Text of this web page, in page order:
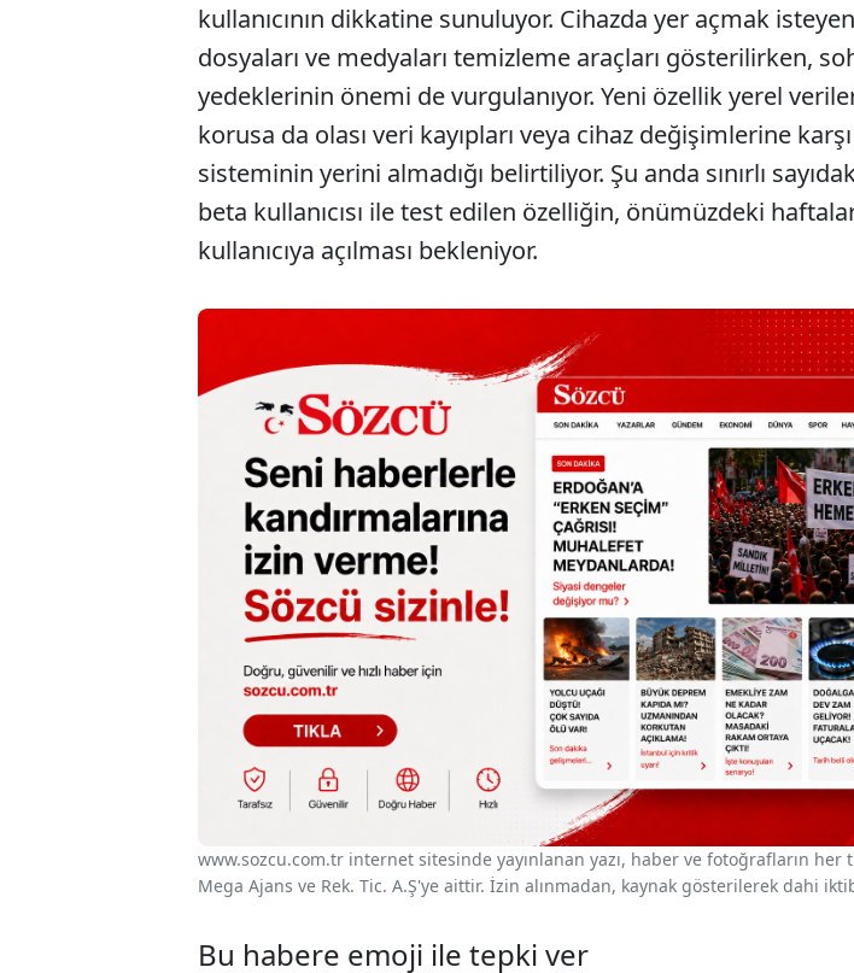
kullanıcının dikkatine sunuluyor. Cihazda yer açmak
dosyaları ve medyaları temizleme araçları gösterilirken,
yedeklerinin önemi de vurgulanıyor. Yeni özellik yerel
korusa da olası veri kayıpları veya cihaz değişimlerine
sisteminin yerini almadığı belirtiliyor. Şu anda sınırlı
beta kullanıcısı ile test edilen özelliğin, önümüzdeki
kullanıcıya açılması bekleniyor.
www.sozcu.com.tr internet sitesinde yayınlanan yazı, haber ve fotoğrafların her
Mega Ajans ve Rek. Tic. A.Ş'ye aittir. İzin alınmadan, kaynak gösterilerek dahi
Bu habere emoji ile tepki ver